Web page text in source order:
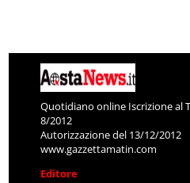
Quotidiano online Iscrizione al
8/2012
Autorizzazione del 13/12/2012
www.gazzettamatin.com
Editore